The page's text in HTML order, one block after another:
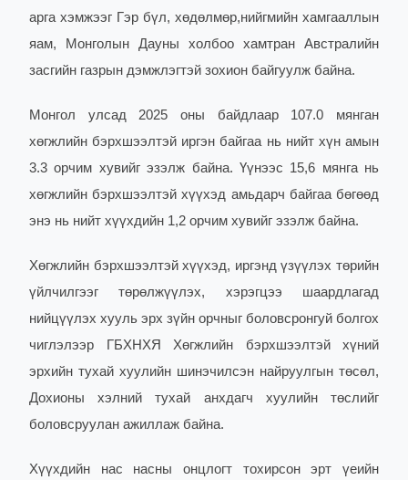
арга хэмжээг Гэр бүл, хөдөлмөр,нийгмийн хамгааллын
яам, Монголын Дауны холбоо хамтран Австралийн
засгийн газрын дэмжлэгтэй зохион байгуулж байна.
Монгол улсад 2025 оны байдлаар 107.0 мянган
хөгжлийн бэрхшээлтэй иргэн байгаа нь нийт хүн амын
3.3 орчим хувийг эзэлж байна. Үүнээс 15,6 мянга нь
хөгжлийн бэрхшээлтэй хүүхэд амьдарч байгаа бөгөөд
энэ нь нийт хүүхдийн 1,2 орчим хувийг эзэлж байна.
Хөгжлийн бэрхшээлтэй хүүхэд, иргэнд үзүүлэх төрийн
үйлчилгээг төрөлжүүлэх, хэрэгцээ шаардлагад
нийцүүлэх хууль эрх зүйн орчныг боловсронгуй болгох
чиглэлээр ГБХНХЯ Хөгжлийн бэрхшээлтэй хүний
эрхийн тухай хуулийн шинэчилсэн найруулгын төсөл,
Дохионы хэлний тухай анхдагч хуулийн төслийг
боловсруулан ажиллаж байна.
Хүүхдийн нас насны онцлогт тохирсон эрт үеийн